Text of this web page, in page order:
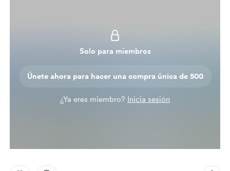
Solo para miembros
Únete ahora para hacer una compra única de 500
¿Ya eres miembro? Inicia sesión